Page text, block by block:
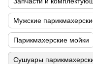
Мужские
Парикмахерские мойки
Сушуары